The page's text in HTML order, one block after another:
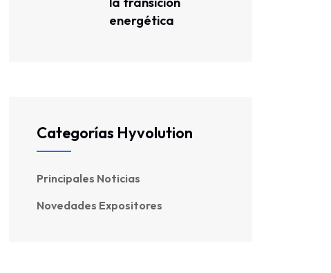
energética
Categorías Hyvolution
Principales Noticias
Novedades Expositores